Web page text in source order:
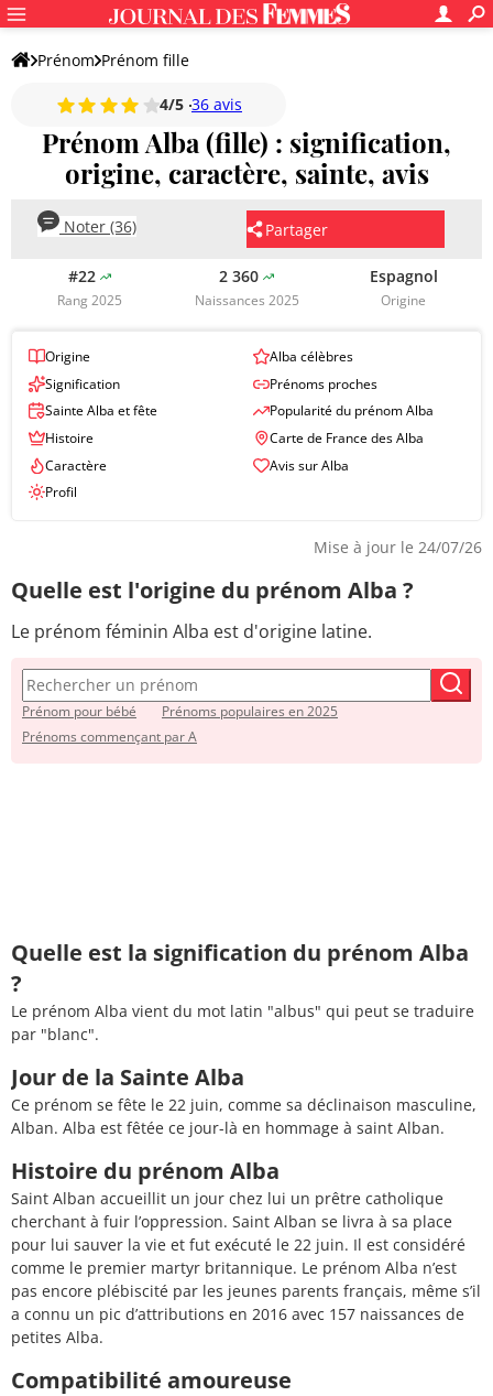
Prénom Prénom fille
4/5 36 avis
Prénom Alba (fille) : signification,
origine, caractère, sainte, avis
Partager
Noter (36)
#22
Rang 2025
2 360
Naissances 2025
Espagnol
Origine
Origine
Signification
Sainte Alba et fête
Histoire
Caractère
Profil
Alba célèbres
Prénoms proches
Popularité du prénom Alba
Carte de France des Alba
Avis sur Alba
Mise à jour le 24/07/26
Quelle est l'origine du prénom Alba ?
Le prénom féminin Alba est d'origine latine.
Prénom pour bébé
Prénoms populaires en 2025
Prénoms commençant par A
Quelle est la signification du prénom Alba
?
Le prénom Alba vient du mot latin "albus" qui peut se traduire
par "blanc".
Jour de la Sainte Alba
Ce prénom se fête le 22 juin, comme sa déclinaison masculine,
Alban. Alba est fêtée ce jour-là en hommage à saint Alban.
Histoire du prénom Alba
Saint Alban accueillit un jour chez lui un prêtre catholique
cherchant à fuir l’oppression. Saint Alban se livra à sa place
pour lui sauver la vie et fut exécuté le 22 juin. Il est considéré
comme le premier martyr britannique. Le prénom Alba n’est
pas encore plébiscité par les jeunes parents français, même s’il
a connu un pic d’attributions en 2016 avec 157 naissances de
petites Alba.
Compatibilité amoureuse